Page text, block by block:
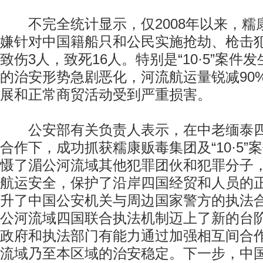
不完全统计显示，仅2008年以来，糯
嫌针对中国籍船只和公民实施抢劫、枪击
致伤3人，致死16人。特别是“10·5”案件
的治安形势急剧恶化，河流航运量锐减
展和正常商贸活动受到严重损害。
公安部有关负责人表示，在中老缅泰
合作下，成功抓获糯康贩毒集团及“10·5”
慑了湄公河流域其他犯罪团伙和犯罪分子
航运安全，保护了沿岸四国经贸和人员的
升了中国公安机关与周边国家警方的执法
公河流域四国联合执法机制迈上了新的台
政府和执法部门有能力通过加强相互间合
流域乃至本区域的治安稳定。下一步，中